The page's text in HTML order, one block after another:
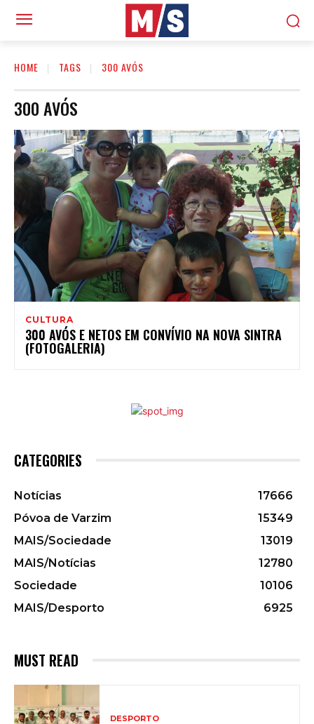
HOME TAGS 300 AVÓS
300 AVÓS
CULTURA
300 AVÓS E NETOS EM CONVÍVIO NA NOVA SINTRA
(FOTOGALERIA)
CATEGORIES
Notícias
17666
Póvoa de Varzim
15349
MAIS/Sociedade
13019
MAIS/Notícias
12780
Sociedade
10106
MAIS/Desporto
6925
MUST READ
DESPORTO